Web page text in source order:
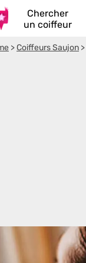
Chercher
un coiffeur
>Coiffeurs Saujon >